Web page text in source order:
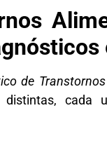
de
distintas,